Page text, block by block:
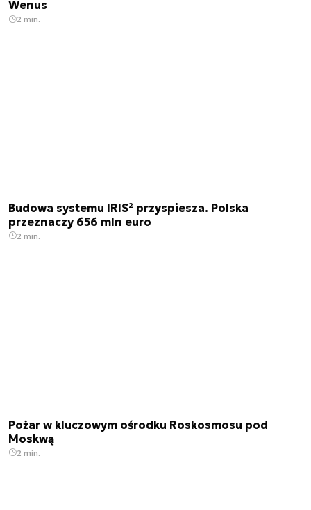
Wenus
2 min.
Budowa systemu IRIS² przyspiesza. Polska
przeznaczy 656 mln euro
2 min.
Pożar w kluczowym ośrodku Roskosmosu pod
Moskwą
2 min.